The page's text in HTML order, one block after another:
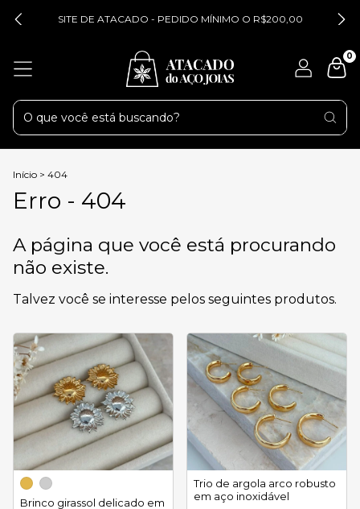
SITE DE ATACADO - PEDIDO MÍNIMO O R$200,00
0
Início > 404
Erro - 404
A página que você está procurando
não existe.
Talvez você se interesse pelos seguintes produtos.
Brinco girassol delicado em
Trio de argola arco robusto
em aço inoxidável